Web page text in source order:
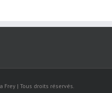
Frey | Tous droits réservés.